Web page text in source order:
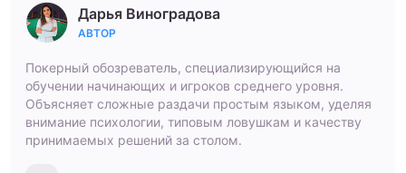
Дарья Виноградова
АВТОР
Покерный обозреватель, специализирующийся на
обучении начинающих и игроков среднего уровня.
Объясняет сложные раздачи простым языком, уделяя
внимание психологии, типовым ловушкам и качеству
принимаемых решений за столом.